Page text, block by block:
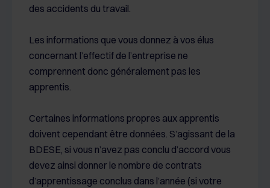
des accidents du travail.
Les informations que vous donnez à vos élus
concernant l’effectif de l’entreprise ne
comprennent donc généralement pas les
apprentis.
Certaines informations propres aux apprentis
doivent cependant être données. S’agissant de la
BDESE, si vous n’avez pas conclu d’accord vous
devez ainsi donner le nombre de contrats
d’apprentissage conclus dans l’année (si votre